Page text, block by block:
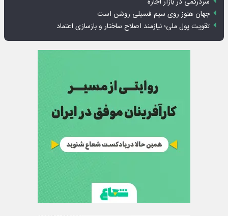
جهان هنوز روی سیم فسیلی روشن است
تقویت پول ملی؛ نیازمند اصلاح ساختار و بازسازی اعتماد